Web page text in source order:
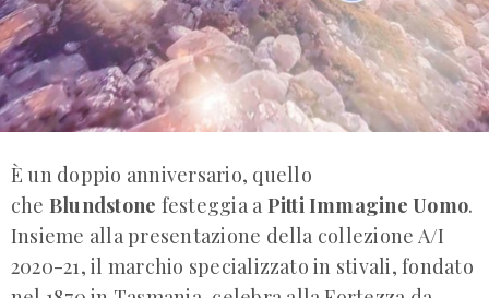
È un doppio anniversario, quello
che Blundstone festeggia a Pitti Immagine Uomo.
Insieme alla presentazione della collezione A/I
2020-21, il marchio specializzato in stivali, fondato